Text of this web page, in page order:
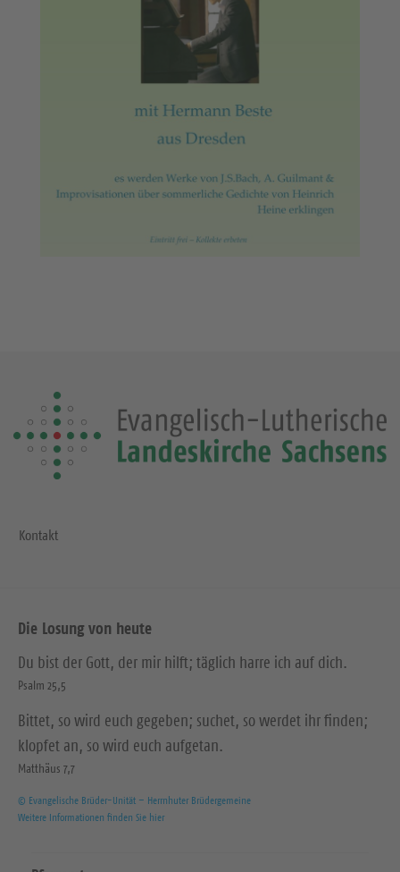
Kontakt
Die Losung von heute
Du bist der Gott, der mir hilft; täglich harre ich auf dich.
Psalm 25,5
Bittet, so wird euch gegeben; suchet, so werdet ihr finden;
klopfet an, so wird euch aufgetan.
Matthäus 7,7
© Evangelische Brüder-Unität – Herrnhuter Brüdergemeine
Weitere Informationen finden Sie hier